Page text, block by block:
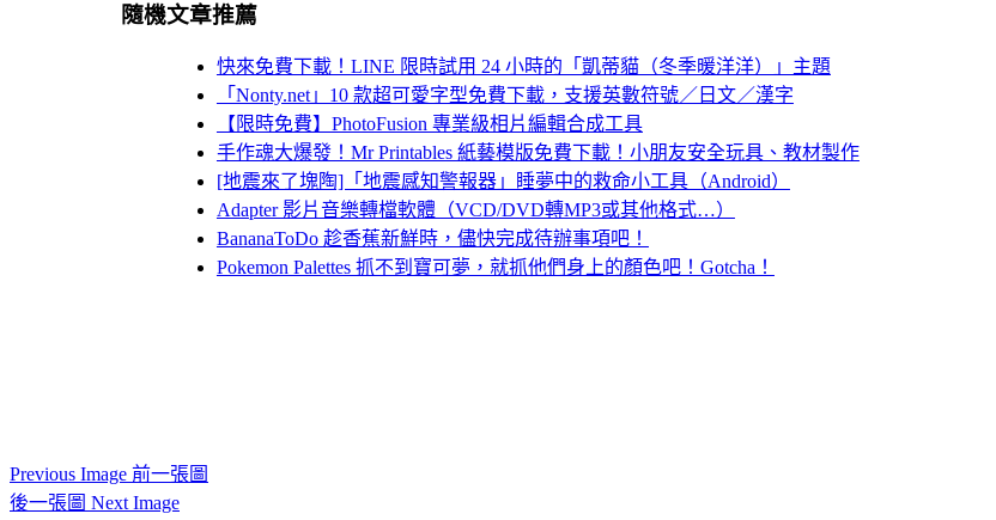
隨機文章推薦
快來免費下載！LINE 限時試用 24 小時的「凱蒂貓（冬季暖洋洋）」主題
「Nonty.net」10 款超可愛字型免費下載，支援英數符號／日文／漢字
【限時免費】PhotoFusion 專業級相片編輯合成工具
手作魂大爆發！Mr Printables 紙藝模版免費下載！小朋友安全玩具、教材製作
[地震來了塊陶]「地震感知警報器」睡夢中的救命小工具（Android）
Adapter 影片音樂轉檔軟體（VCD/DVD轉MP3或其他格式…）
BananaToDo 趁香蕉新鮮時，儘快完成待辦事項吧！
Pokemon Palettes 抓不到寶可夢，就抓他們身上的顏色吧！Gotcha！
Previous Image 前一張圖
後一張圖 Next Image